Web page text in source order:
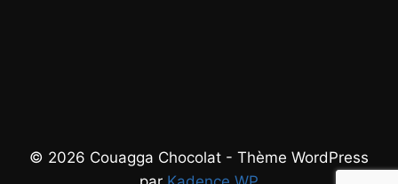
© 2026 Couagga Chocolat - Thème WordPress